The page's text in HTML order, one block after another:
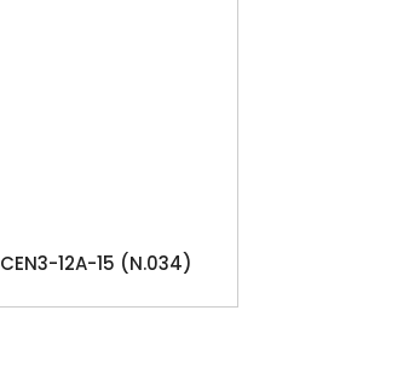
CEN3-12A-15 (N.034)